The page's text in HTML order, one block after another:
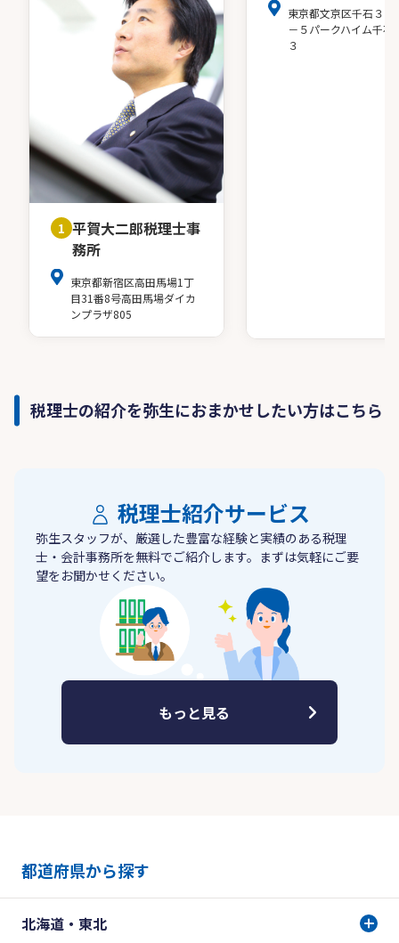
1 平賀大二郎税理士事
務所
東京都新宿区高田馬場1丁
目31番8号高田馬場ダイカ
ンプラザ805
東京都文京区千石３－
－５パークハイム千石
３
税理士の紹介を弥生におまかせしたい方はこちら
税理士紹介サービス
弥生スタッフが、厳選した豊富な経験と実績のある税理
士・会計事務所を無料でご紹介します。まずは気軽にご要
望をお聞かせください。
もっと見る
都道府県から探す
北海道・東北